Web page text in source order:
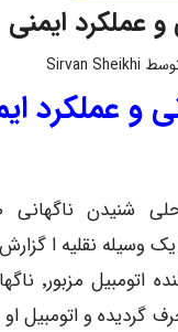
و عملکرد ایمنی
Sirvan Sheikhi
و عملکرد
شنیدن
وسیله نقلیه ا
پی آن
گردیده و اتومبیل